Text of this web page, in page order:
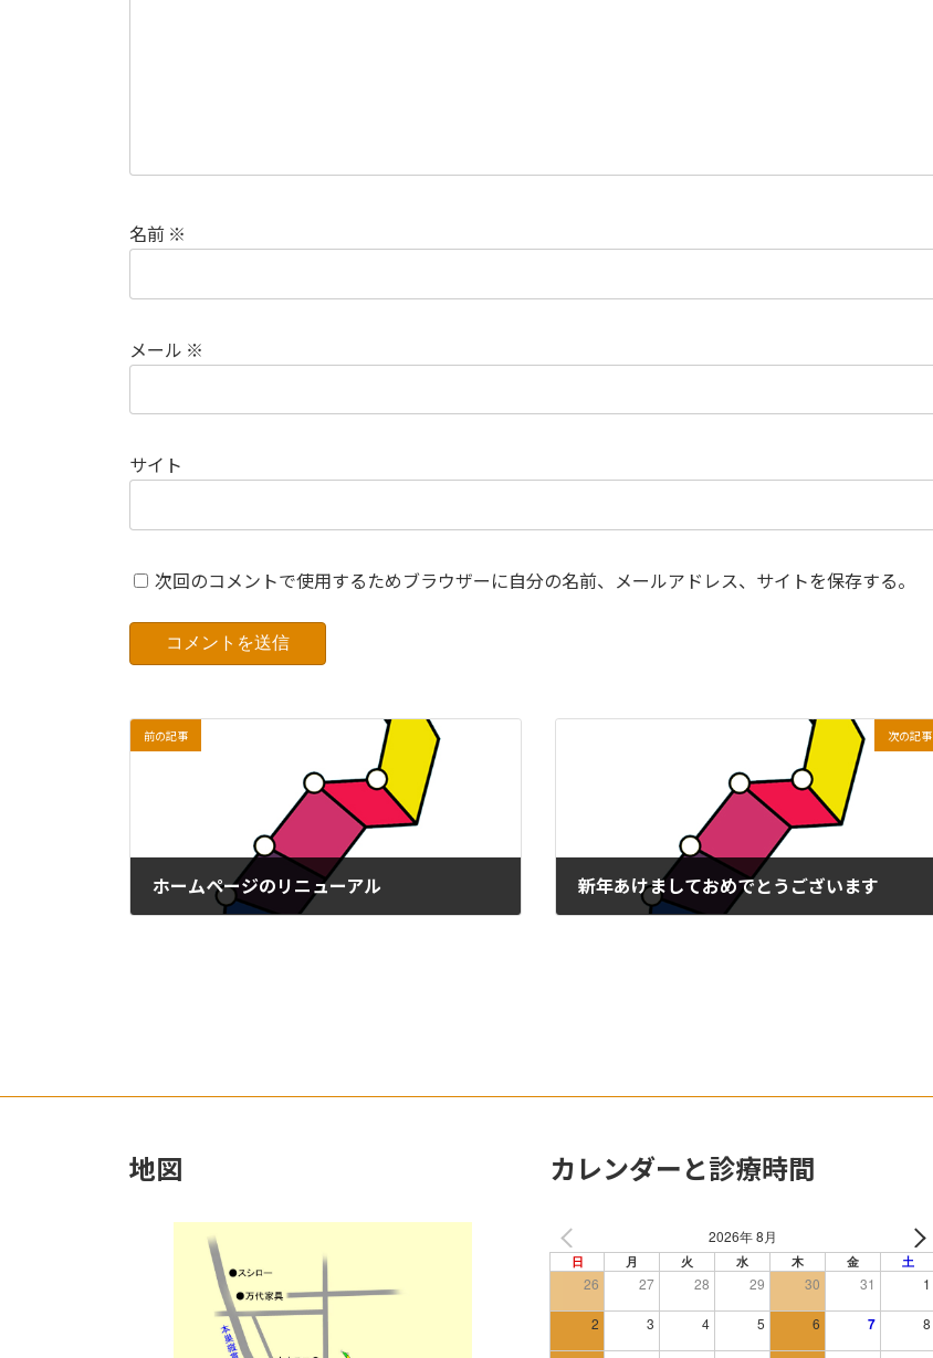
名前 ※
メール ※
サイト
次回のコメントで使用するためブラウザーに自分の名前、メールアドレス、サイトを保存する。
前の記事
ホームページのリニューアル
次の記事
新年あけましておめでとうございます
地図 カレンダーと診療時間
2026年 8月
日 月 火 水 木 金 土
26 27 28 29 30 31 1
2 3 4 5 6 7 8